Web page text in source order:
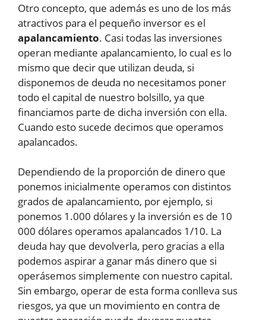
Otro concepto, que además es uno de los más
atractivos para el pequeño inversor es el
apalancamiento. Casi todas las inversiones
operan mediante apalancamiento, lo cual es lo
mismo que decir que utilizan deuda, si
disponemos de deuda no necesitamos poner
todo el capital de nuestro bolsillo, ya que
financiamos parte de dicha inversión con ella.
Cuando esto sucede decimos que operamos
apalancados.
Dependiendo de la proporción de dinero que
ponemos inicialmente operamos con distintos
grados de apalancamiento, por ejemplo, si
ponemos 1.000 dólares y la inversión es de 10
000 dólares operamos apalancados 1/10. La
deuda hay que devolverla, pero gracias a ella
podemos aspirar a ganar más dinero que si
operásemos simplemente con nuestro capital.
Sin embargo, operar de esta forma conlleva sus
riesgos, ya que un movimiento en contra de